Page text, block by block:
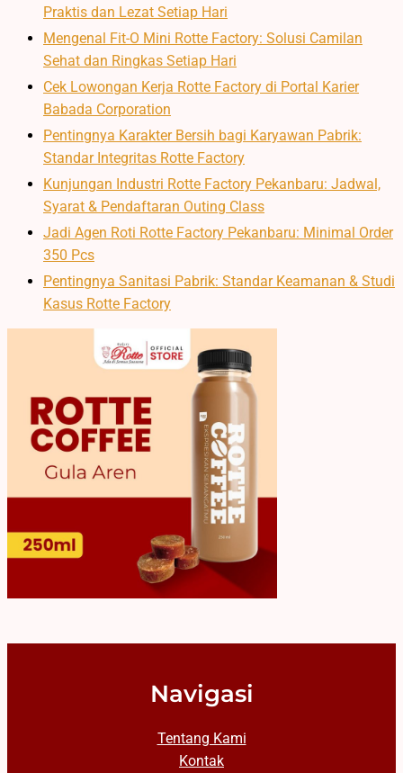
Praktis dan Lezat Setiap Hari
Mengenal Fit-O Mini Rotte Factory: Solusi Camilan
Sehat dan Ringkas Setiap Hari
Cek Lowongan Kerja Rotte Factory di Portal Karier
Babada Corporation
Pentingnya Karakter Bersih bagi Karyawan Pabrik:
Standar Integritas Rotte Factory
Kunjungan Industri Rotte Factory Pekanbaru: Jadwal,
Syarat & Pendaftaran Outing Class
Jadi Agen Roti Rotte Factory Pekanbaru: Minimal Order
350 Pcs
Pentingnya Sanitasi Pabrik: Standar Keamanan & Studi
Kasus Rotte Factory
Navigasi
Tentang Kami
Kontak